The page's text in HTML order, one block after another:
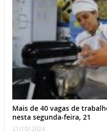
Mais de 40 vagas de
nesta segunda-feira, 21
21/10/ 2024